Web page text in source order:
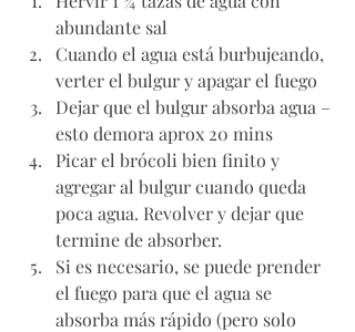
abundante sal
Cuando el agua está burbujeando,
verter el bulgur y apagar el fuego
Dejar que el bulgur absorba agua –
esto demora aprox 20 mins
Picar el brócoli bien finito y
agregar al bulgur cuando queda
poca agua. Revolver y dejar que
termine de absorber.
Si es necesario, se puede prender
el fuego para que el agua se
absorba más rápido (pero solo